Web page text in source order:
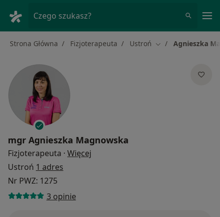
Czego szukasz?
Strona Główna Fizjoterapeuta Ustroń Zmień miasto
Agnieszka
mgr Agnieszka Magnowska
Fizjoterapeuta · Więcej
Ustroń 1 adres
Nr PWZ: 1275
3 opinie